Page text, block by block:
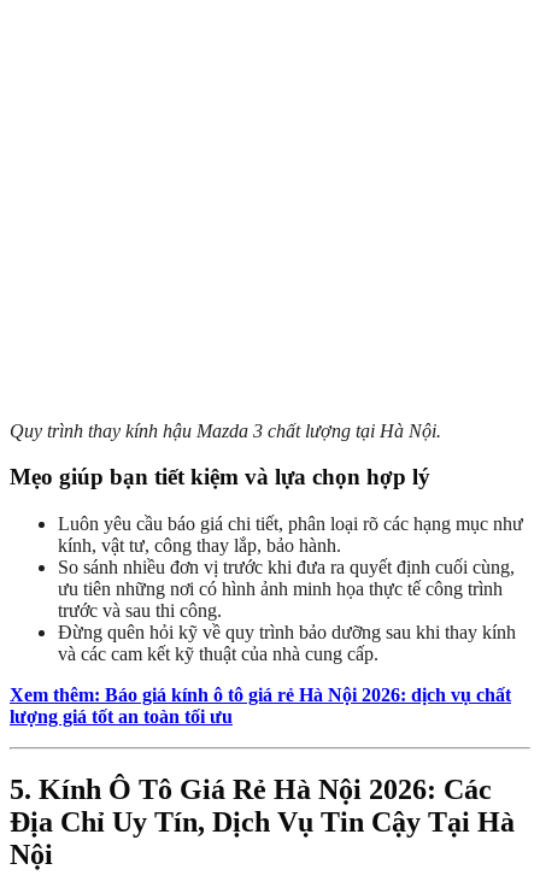
Quy trình thay kính hậu Mazda 3 chất lượng tại Hà Nội.
Mẹo giúp bạn tiết kiệm và lựa chọn hợp lý
Luôn yêu cầu báo giá chi tiết, phân loại rõ các hạng mục như
kính, vật tư, công thay lắp, bảo hành.
So sánh nhiều đơn vị trước khi đưa ra quyết định cuối cùng,
ưu tiên những nơi có hình ảnh minh họa thực tế công trình
trước và sau thi công.
Đừng quên hỏi kỹ về quy trình bảo dưỡng sau khi thay kính
và các cam kết kỹ thuật của nhà cung cấp.
Xem thêm: Báo giá kính ô tô giá rẻ Hà Nội 2026: dịch vụ chất
lượng giá tốt an toàn tối ưu
5. Kính Ô Tô Giá Rẻ Hà Nội 2026: Các
Địa Chỉ Uy Tín, Dịch Vụ Tin Cậy Tại Hà
Nội